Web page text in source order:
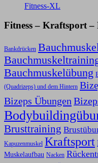
Fitness-XL
Fitness – Kraftsport
Bankdrücken
Bauchmuskelübung
(Quadrizeps) und dem Hintern
Bizeps Übungen
Brusttraining
Kapuzenmuskel Kraftsport
Muskelaufbau Nacken